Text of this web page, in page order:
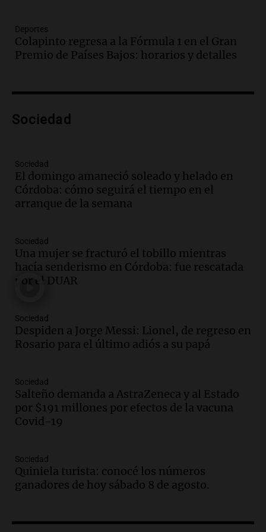
Audio. Borges, abogada de Pourrain:
"Tres hombres se lo llevaron para
hacerle preguntas y nunca regresó"
Episodios
metros del río Suquía y retiraron hasta
Episodios
Audio.La historia de la servilleta que
firmó Jorge Messi para el primer
contrato de Leo con Barcelona
Audio.Joan Gaspart: "Sin Jorge, no sé si
Messi hubiera llegado adonde llegó"
Una mañana para todos
Audio.
Jorge Messi en una entrevista con Rony
Vargas en 2007
Audio.El abuelo de Agostina Vega, tras
las nuevas detenciones: "En esa casa
todos tenían algo que ver"
Audio.
Una nutricionista derribó el mito
del desayuno ideal: qué alimentos
conviene priorizar
Deportes
Colapinto regresa a la Fórmula 1 en el Gran
Premio de Países Bajos: horarios y detalles
Sociedad
Sociedad
El domingo amaneció soleado y helado en
Córdoba: cómo seguirá el tiempo en el
arranque de la semana
Sociedad
Una mujer se fracturó el tobillo mientras
hacía senderismo en Córdoba: fue rescatada
por el DUAR
Sociedad
Despiden a Jorge Messi: Lionel, de regreso en
Rosario para el último adiós a su papá
Sociedad
Salteño demanda a AstraZeneca y al Estado
por $191 millones por efectos de la vacuna
Covid-19
Sociedad
Quiniela turista: conocé los números
ganadores de hoy sábado 8 de agosto.